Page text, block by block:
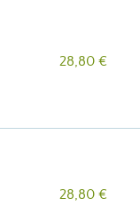
28,80 €
28,80 €